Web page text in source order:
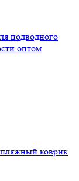
подводного
оптом
коврик